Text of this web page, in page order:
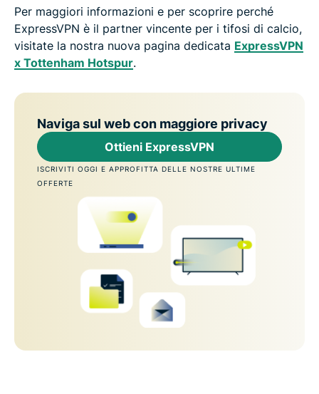
Per maggiori informazioni e per scoprire perché
ExpressVPN è il partner vincente per i tifosi di calcio,
visitate la nostra nuova pagina dedicata ExpressVPN
x Tottenham Hotspur.
Naviga sul web con maggiore privacy
Ottieni ExpressVPN
ISCRIVITI OGGI E APPROFITTA DELLE NOSTRE ULTIME
OFFERTE